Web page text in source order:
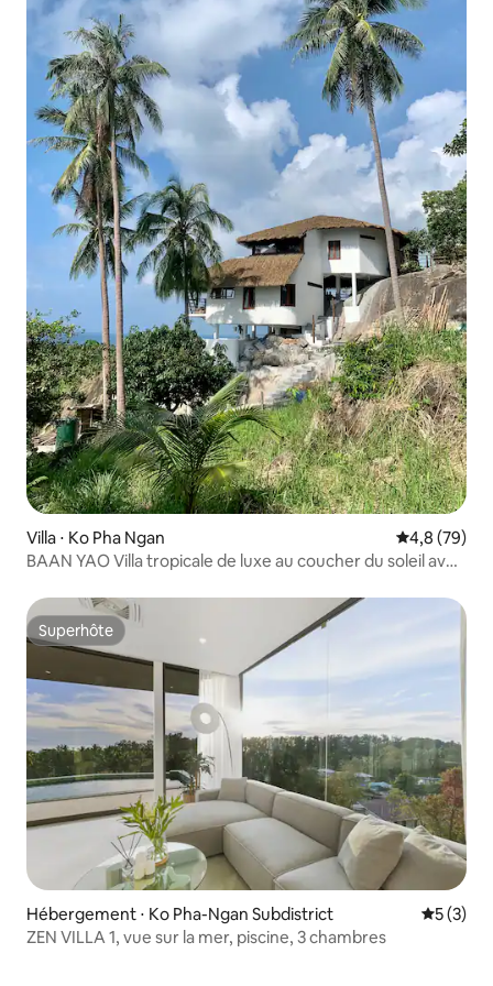
Villa ⋅ Ko Pha Ngan Évaluation
4,8 (79)
BAAN YAO Villa tropicale de luxe au coucher du soleil avec
Superhôte
Superhôte
Hébergement ⋅ Ko Pha-Ngan Subdistrict
5 (3)
ZEN VILLA 1, vue sur la mer, piscine, 3 chambres